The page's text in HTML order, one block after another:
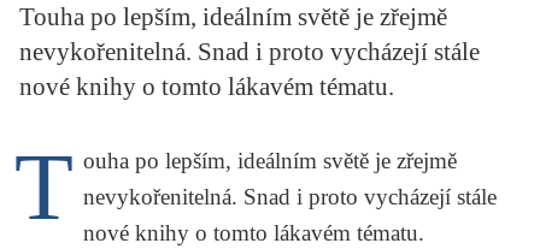
KATEGORIE
STUDIE
SLOUPEK
Touha po lepším, ideálním světě je zřejmě
nevykořenitelná. Snad i proto vycházejí stále
nové knihy o tomto lákavém tématu.
T ouha po lepším, ideálním světě je zřejmě
nevykořenitelná. Snad i proto vycházejí stále
nové knihy o tomto lákavém tématu.